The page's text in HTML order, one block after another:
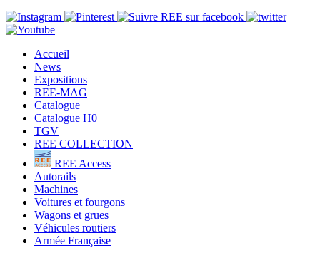
Accueil
News
Expositions
REE-MAG
Catalogue
Catalogue H0
TGV
REE COLLECTION
REE Access
Autorails
Machines
Voitures et fourgons
Wagons et grues
Véhicules routiers
Armée Française